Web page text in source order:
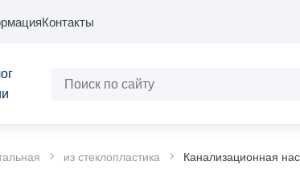
Контакты
из стеклопластика Канализационная